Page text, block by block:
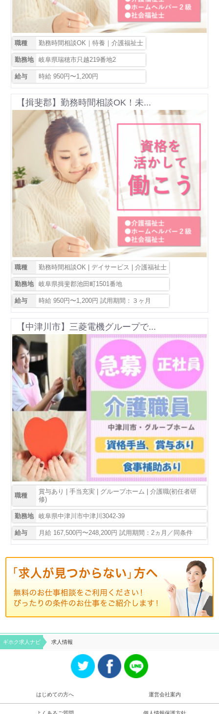
職種 勤務時間相談OK｜特養｜介護福祉士
勤務地 岐阜県瑞穂市只越219番地2
給与 時給 950円〜1,200円
【揖斐郡】勤務時間相談OK！未...
職種 勤務時間相談OK | デイサービス | 介護福祉士
勤務地 岐阜県揖斐郡池田町1501番地
給与 時給 950円〜1,200円 試用期間：３ヶ月
【中津川市】三菱電機グループで...
職種
賞与あり | 手当充実 | グループホーム | 介護職(初任者研
修)
勤務地 岐阜県中津川市中津川3042-39
給与 月給 167,500円〜248,200円 試用期間：2ヵ月／同条件
ギホク求⼈ナビ 求人情報
はじめての方へ 運営会社案内